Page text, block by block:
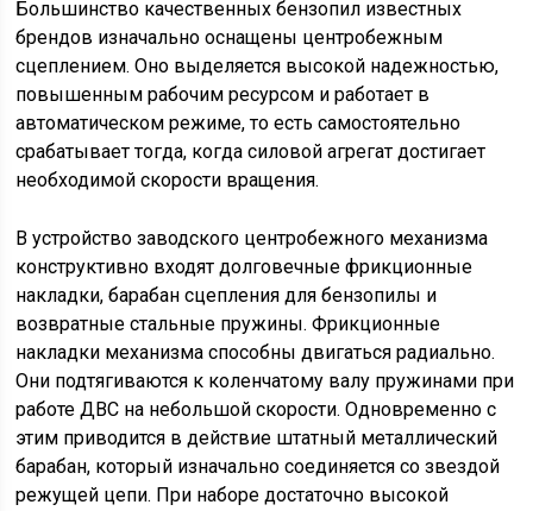
Большинство качественных бензопил известных
брендов изначально оснащены центробежным
сцеплением. Оно выделяется высокой надежностью,
повышенным рабочим ресурсом и работает в
автоматическом режиме, то есть самостоятельно
срабатывает тогда, когда силовой агрегат достигает
необходимой скорости вращения.
В устройство заводского центробежного механизма
конструктивно входят долговечные фрикционные
накладки, барабан сцепления для бензопилы и
возвратные стальные пружины. Фрикционные
накладки механизма способны двигаться радиально.
Они подтягиваются к коленчатому валу пружинами при
работе ДВС на небольшой скорости. Одновременно с
этим приводится в действие штатный металлический
барабан, который изначально соединяется со звездой
режущей цепи. При наборе достаточно высокой